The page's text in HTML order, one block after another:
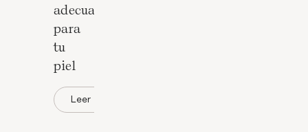
adecuada
para
tu
piel
Leer